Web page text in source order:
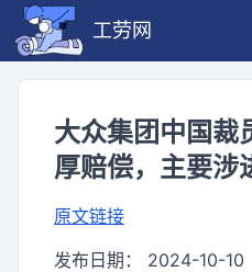
工劳网
大众集团中国
厚赔偿，主要涉
原文链接
发布日期： 2024-10-10